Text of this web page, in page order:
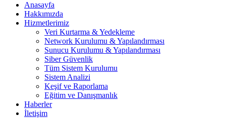
Anasayfa
Hakkımızda
Hizmetlerimiz
Veri Kurtarma & Yedekleme
Network Kurulumu & Yapılandırması
Sunucu Kurulumu & Yapılandırması
Siber Güvenlik
Tüm Sistem Kurulumu
Sistem Analizi
Keşif ve Raporlama
Eğitim ve Danışmanlık
Haberler
İletişim